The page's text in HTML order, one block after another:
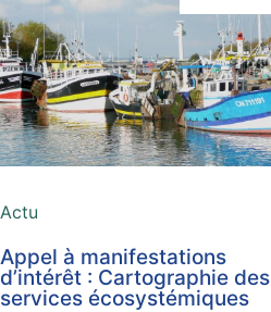
Cliquer ici
Actu
Appel à manifestations
d’intérêt : Cartographie des
services écosystémiques